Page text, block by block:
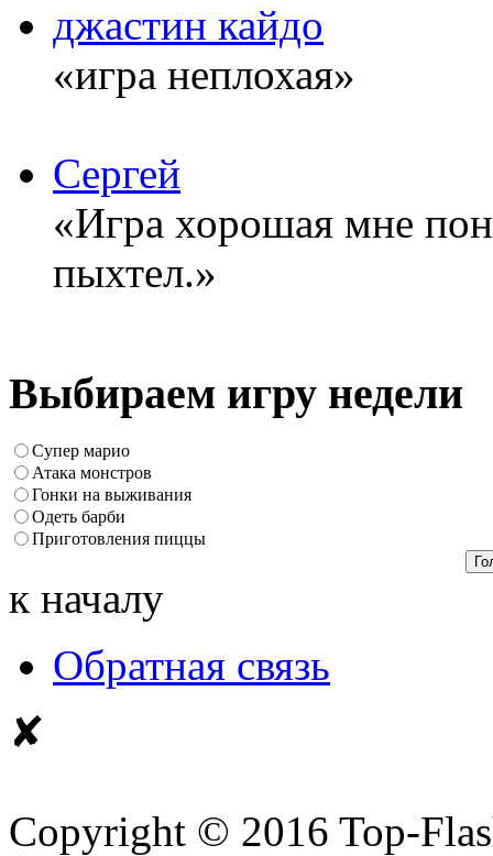
джастин кайдо
«игра неплохая»
Сергей
«Игра хорошая мне
пыхтел.»
Выбираем игру недели
Супер марио
Атака монстров
Гонки на выживания
Одеть барби
Приготовления пиццы
к началу
Обратная связь
✘
Copyright © 2016 Top-